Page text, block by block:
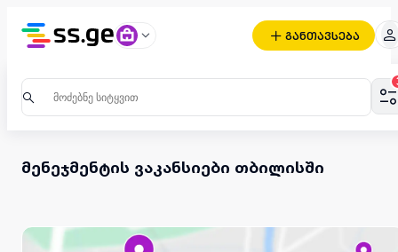
განთავსება
მენეჯმენტის ვაკანსიები თბილისში